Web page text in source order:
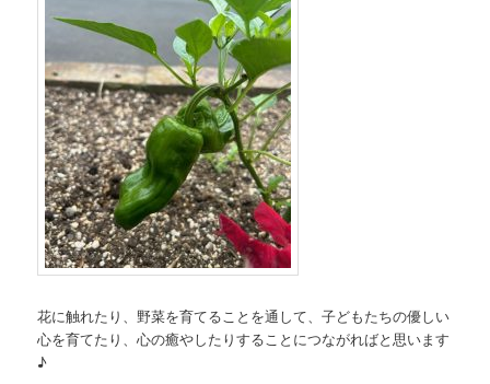
花に触れたり、野菜を育てることを通して、子どもたちの優しい
心を育てたり、心の癒やしたりすることにつながればと思います
♪